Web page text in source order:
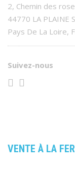
2, Chemin des
44770 LA PLAINE
Pays De La Loire,
Suivez-nous
VENTE À LA